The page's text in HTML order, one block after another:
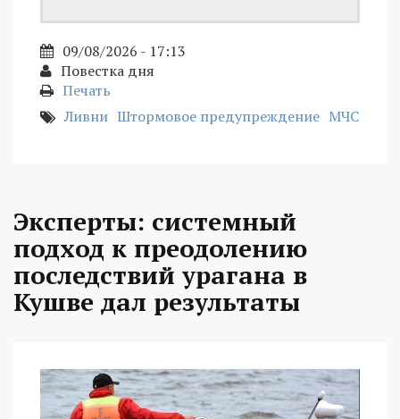
09/08/2026 - 17:13
Повестка дня
Печать
Ливни Штормовое предупреждение МЧС
Эксперты: системный
подход к преодолению
последствий урагана в
Кушве дал результаты